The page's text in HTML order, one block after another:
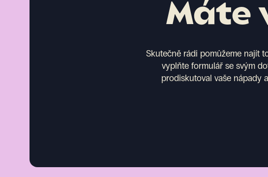
Máte
Skutečně rádi pomůžeme najít
vyplňte formulář se svým
prodiskutoval vaše nápady